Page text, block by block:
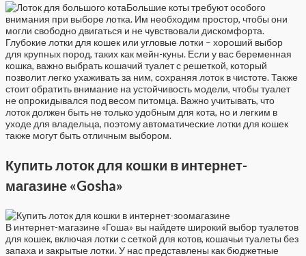
Большие коты требуют особого
внимания при выборе лотка. Им необходим простор, чтобы они
могли свободно двигаться и не чувствовали дискомфорта.
Глубокие лотки для кошек или угловые лотки – хороший выбор
для крупных пород, таких как мейн-куны. Если у вас беременная
кошка, важно выбрать кошачий туалет с решеткой, который
позволит легко ухаживать за ним, сохраняя лоток в чистоте. Также
стоит обратить внимание на устойчивость модели, чтобы туалет
не опрокидывался под весом питомца. Важно учитывать, что
лоток должен быть не только удобным для кота, но и легким в
уходе для владельца, поэтому автоматические лотки для кошек
также могут быть отличным выбором.
Купить лоток для кошки в интернет-
магазине «Gosha»
В интернет-магазине «Гоша» вы найдете широкий выбор туалетов
для кошек, включая лотки с сеткой для котов, кошачьи туалеты без
запаха и закрытые лотки. У нас представлены как бюджетные